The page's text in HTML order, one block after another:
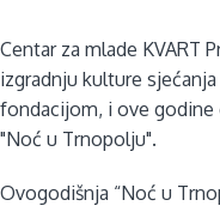
Centar za mlade KVART
izgradnju kulture
fondacijom, i ove godine
"Noć u Trnopolju".
Ovogodišnja “Noć u